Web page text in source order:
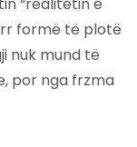
formë të plotë
nuk mund të
por nga frzma